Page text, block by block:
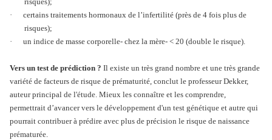
·
certains traitements hormonaux de l’infertilité (près de 4 fois plus de
risques);
·
un indice de masse corporelle- chez la mère- < 20 (double le risque).
Vers un test de prédiction ? Il existe un très grand nombre et une très grande
variété de facteurs de risque de prématurité, conclut le professeur Dekker,
auteur principal de l'étude. Mieux les connaître et les comprendre,
permettrait d’avancer vers le développement d'un test génétique et autre qui
pourrait contribuer à prédire avec plus de précision le risque de naissance
prématurée.